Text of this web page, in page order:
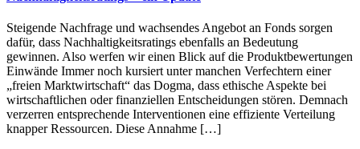
Steigende Nachfrage und wachsendes Angebot an Fonds sorgen
dafür, dass Nachhaltigkeitsratings ebenfalls an Bedeutung
gewinnen. Also werfen wir einen Blick auf die Produktbewertungen
Einwände Immer noch kursiert unter manchen Verfechtern einer
„freien Marktwirtschaft“ das Dogma, dass ethische Aspekte bei
wirtschaftlichen oder finanziellen Entscheidungen stören. Demnach
verzerren entsprechende Interventionen eine effiziente Verteilung
knapper Ressourcen. Diese Annahme […]